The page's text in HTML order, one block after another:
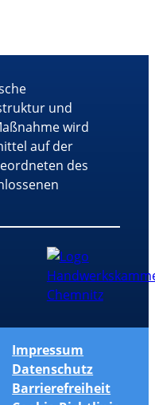
und
wird
auf der
des
Impressum
Datenschutz
Barrierefreiheit